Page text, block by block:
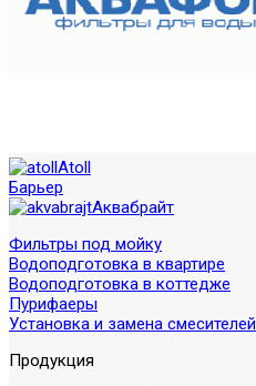
Atoll
Барьер
Аквабрайт
Фильтры под мойку
Водоподготовка в квартире
Водоподготовка в коттедже
Пурифаеры
Установка и замена смесителей
Продукция